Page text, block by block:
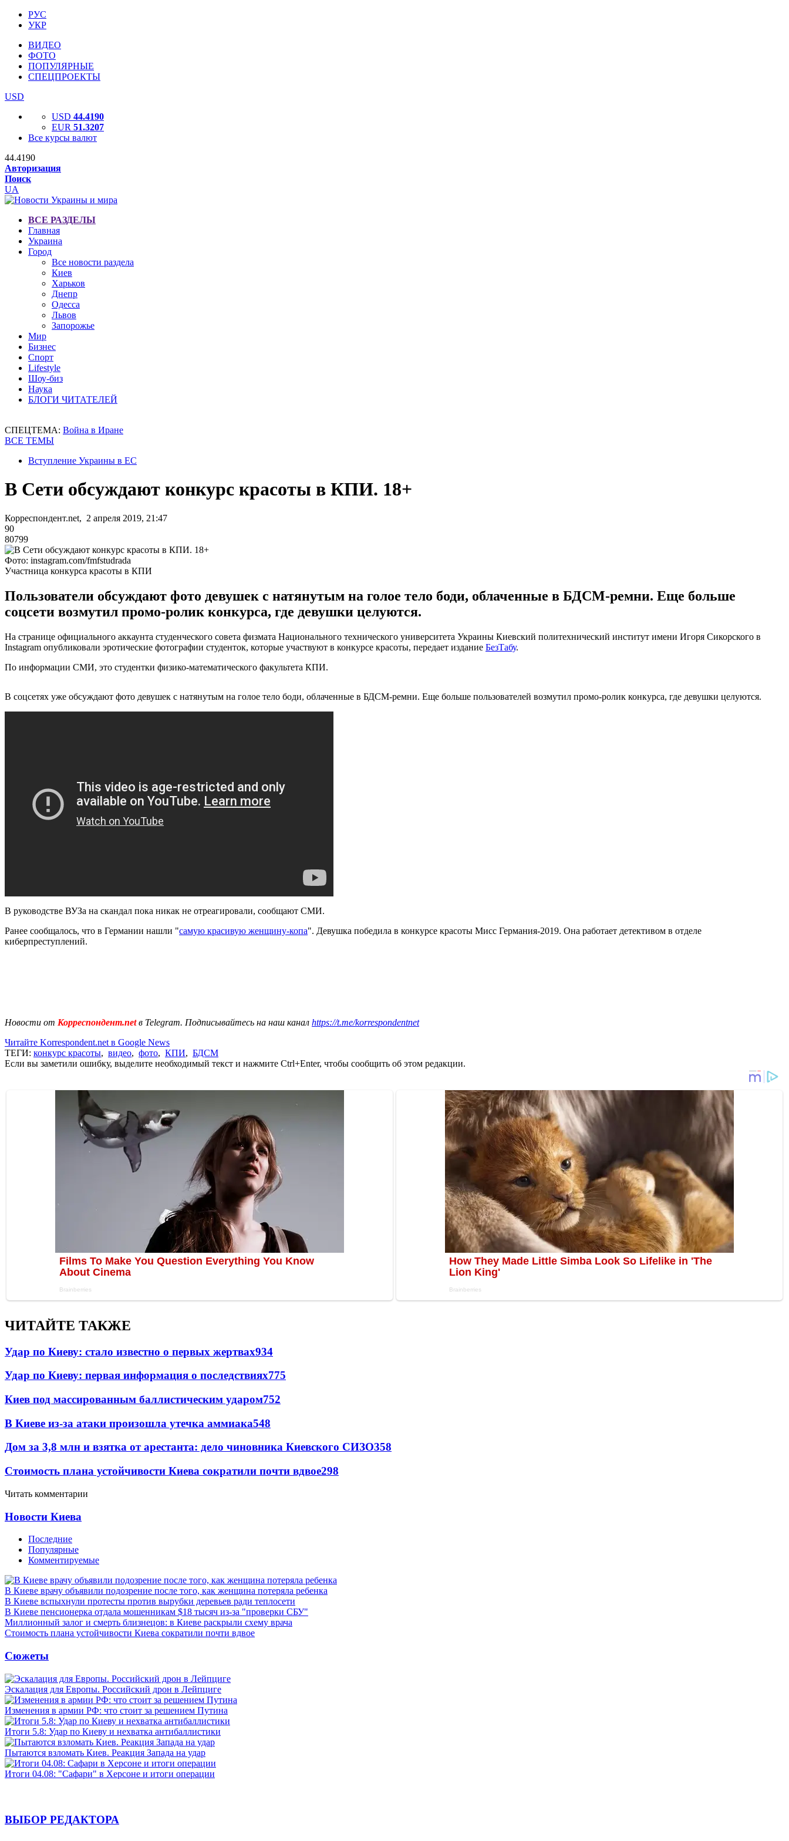
РУС
УКР
ВИДЕО
ФОТО
ПОПУЛЯРНЫЕ
СПЕЦПРОЕКТЫ
USD
USD 44.4190
EUR 51.3207
Все курсы валют
44.4190
Авторизация
Поиск
UA
ВСЕ РАЗДЕЛЫ
Главная
Украина
Город
Все новости раздела
Киев
Харьков
Днепр
Одесса
Львов
Запорожье
Мир
Бизнес
Спорт
Lifestyle
Шоу-биз
Наука
БЛОГИ ЧИТАТЕЛЕЙ
СПЕЦТЕМА: Война в Иране
ВСЕ ТЕМЫ
Вступление Украины в ЕС
В Сети обсуждают конкурс красоты в КПИ. 18+
Корреспондент.net, 2 апреля 2019, 21:47
90
80799
Фото: instagram.com/fmfstudrada
Участница конкурса красоты в КПИ
Пользователи обсуждают фото девушек с натянутым на голое тело боди, облаченные в БДСМ-ремни. Еще больше
соцсети возмутил промо-ролик конкурса, где девушки целуются.
На странице официального аккаунта студенческого совета физмата Национального технического университета Украины Киевский политехнический институт имени Игоря Сикорского в
Instagram опубликовали эротические фотографии студенток, которые участвуют в конкурсе красоты, передает издание БезТабу.
По информации СМИ, это студентки физико-математического факультета КПИ.
В соцсетях уже обсуждают фото девушек с натянутым на голое тело боди, облаченные в БДСМ-ремни. Еще больше пользователей возмутил промо-ролик конкурса, где девушки целуются.
В руководстве ВУЗа на скандал пока никак не отреагировали, сообщают СМИ.
Ранее сообщалось, что в Германии нашли "самую красивую женщину-копа". Девушка победила в конкурсе красоты Мисс Германия-2019. Она работает детективом в отделе
киберпреступлений.
Новости от Корреспондент.netв Telegram. Подписывайтесь на наш канал https://t.me/korrespondentnet
Читайте Korrespondent.net в Google News
ТЕГИ: конкурс красоты, видео, фото, КПИ, БДСМ
Если вы заметили ошибку, выделите необходимый текст и нажмите Ctrl+Enter, чтобы сообщить об этом редакции.
ЧИТАЙТЕ ТАКЖЕ
Удар по Киеву: стало известно о первых жертвах934
Удар по Киеву: первая информация о последствиях775
Киев под массированным баллистическим ударом752
В Киеве из-за атаки произошла утечка аммиака548
Дом за 3,8 млн и взятка от арестанта: дело чиновника Киевского СИЗО358
Стоимость плана устойчивости Киева сократили почти вдвое298
Читать комментарии
Новости Киева
Последние
Популярные
Комментируемые
В Киеве врачу объявили подозрение после того, как женщина потеряла ребенка
В Киеве вспыхнули протесты против вырубки деревьев ради теплосети
В Киеве пенсионерка отдала мошенникам $18 тысяч из-за "проверки СБУ"
Миллионный залог и смерть близнецов: в Киеве раскрыли схему врача
Стоимость плана устойчивости Киева сократили почти вдвое
Сюжеты
Эскалация для Европы. Российский дрон в Лейпциге
Изменения в армии РФ: что стоит за решением Путина
Итоги 5.8: Удар по Киеву и нехватка антибаллистики
Пытаются взломать Киев. Реакция Запада на удар
Итоги 04.08: "Сафари" в Херсоне и итоги операции
ВЫБОР РЕДАКТОРА